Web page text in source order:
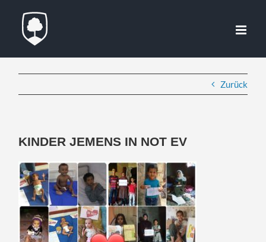
Inhalt
springen
Zurück
KINDER JEMENS IN NOT EV